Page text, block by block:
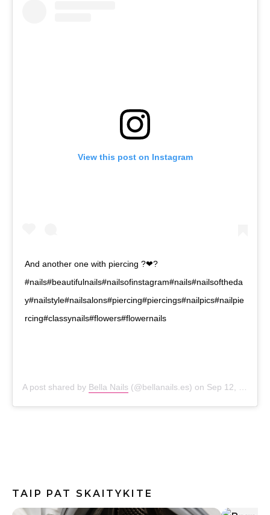
View this post on Instagram
And another one with piercing ?❤?
#nails#beautifulnails#nailsofinstagram#nails#nailsoftheda
y#nailstyle#nailsalons#piercing#piercings#nailpics#nailpie
rcing#classynails#flowers#flowernails
A post shared by Bella Nails (@bellanails.es) on Sep 12, 2020 at 1:17pm PDT
TAIP PAT SKAITYKITE